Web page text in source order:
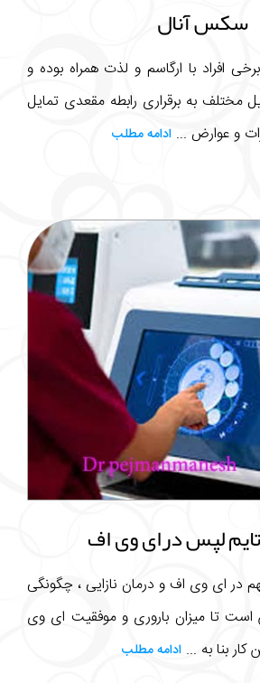
سکس آنال
افراد با ارگاسم و لذت همراه بوده و
مختلف به برقراری رابطه مقعدی تمایل
و عوارض ... ادامه مطلب
لپس درای وی اف
در ای وی اف و درمان نازایی ، چگونگی
است تا میزان باروری و موفقیت ای وی
بنا به ... ادامه مطلب